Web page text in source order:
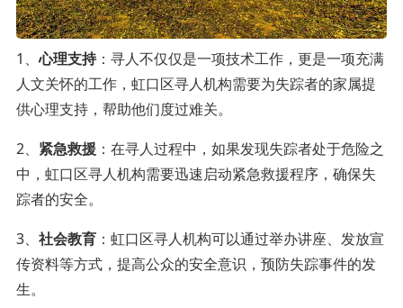
1、心理支持：寻人不仅仅是一项技术工作，更是一项充满
人文关怀的工作，虹口区寻人机构需要为失踪者的家属提
供心理支持，帮助他们度过难关。
2、 紧急救援：在寻人过程中，如果发现失踪者处于危险之
中，虹口区寻人机构需要迅速启动紧急救援程序，确保失
踪者的安全。
3、 社会教育：虹口区寻人机构可以通过举办讲座、发放宣
传资料等方式，提高公众的安全意识，预防失踪事件的发
生。